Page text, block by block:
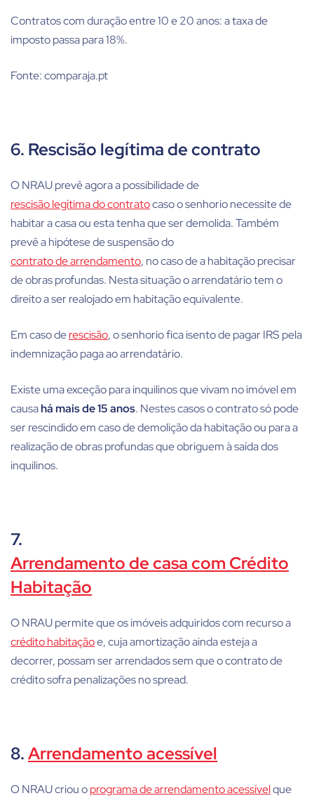
Contratos com duração entre 10 e 20 anos: a taxa de
imposto passa para 18%.
Fonte: comparaja.pt
6. Rescisão legítima de contrato
O NRAU prevê agora a possibilidade de
rescisão legítima do contratocaso o senhorio necessite de
habitar a casa ou esta tenha que ser demolida. Também
prevê a hipótese de suspensão do
contrato de arrendamento, no caso de a habitação precisar
de obras profundas. Nesta situação o arrendatário tem o
direito a ser realojado em habitação equivalente.
Em caso derescisão, o senhorio fica isento de pagar IRS pela
indemnização paga ao arrendatário.
Existe uma exceção para inquilinos que vivam no imóvel em
causahá mais de 15 anos. Nestes casos o contrato só pode
ser rescindido em caso de demolição da habitação ou para a
realização de obras profundas que obriguem à saída dos
inquilinos.
7.
Arrendamento de casa com Crédito
Habitação
O NRAU permite que os imóveis adquiridos com recurso a
crédito habitaçãoe, cuja amortização ainda esteja a
decorrer, possam ser arrendados sem que o contrato de
crédito sofra penalizações no spread.
8.Arrendamento acessível
O NRAU criou oprograma de arrendamento acessívelque